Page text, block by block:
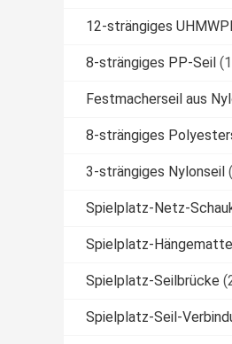
12-strängiges
8-strängiges PP-Seil
Festmacherseil aus
8-strängiges
3-strängiges Nylonseil
Spielplatz-Netz-
Spielplatz-
Spielplatz-Seilbrücke
Spielplatz-Seil-